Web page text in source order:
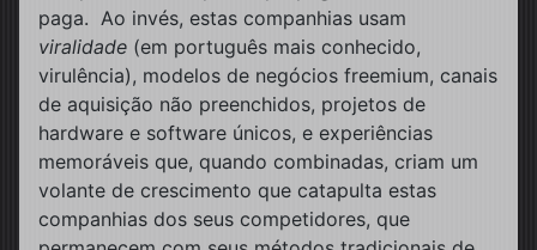
paga. Ao invés, estas companhias usam
viralidade (em português mais conhecido,
virulência), modelos de negócios freemium, canais
de aquisição não preenchidos, projetos de
hardware e software únicos, e experiências
memoráveis que, quando combinadas, criam um
volante de crescimento que catapulta estas
companhias dos seus competidores, que